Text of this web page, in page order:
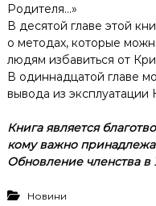
Родителя…»
В десятой главе этой
о методах, которые
людям избавиться от
В одиннадцатой главе
вывода из эксплуатации
Книга является
кому важно
Обновление членства в
Новини